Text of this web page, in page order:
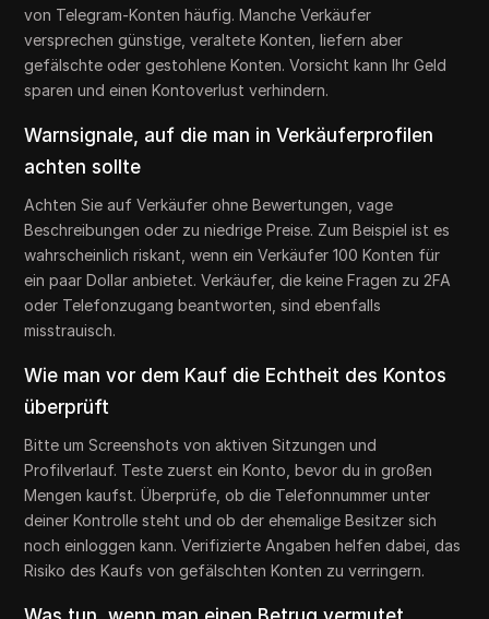
von Telegram-Konten häufig. Manche Verkäufer
versprechen günstige, veraltete Konten, liefern aber
gefälschte oder gestohlene Konten. Vorsicht kann Ihr Geld
sparen und einen Kontoverlust verhindern.
Warnsignale, auf die man in Verkäuferprofilen
achten sollte
Achten Sie auf Verkäufer ohne Bewertungen, vage
Beschreibungen oder zu niedrige Preise. Zum Beispiel ist es
wahrscheinlich riskant, wenn ein Verkäufer 100 Konten für
ein paar Dollar anbietet. Verkäufer, die keine Fragen zu 2FA
oder Telefonzugang beantworten, sind ebenfalls
misstrauisch.
Wie man vor dem Kauf die Echtheit des Kontos
überprüft
Bitte um Screenshots von aktiven Sitzungen und
Profilverlauf. Teste zuerst ein Konto, bevor du in großen
Mengen kaufst. Überprüfe, ob die Telefonnummer unter
deiner Kontrolle steht und ob der ehemalige Besitzer sich
noch einloggen kann. Verifizierte Angaben helfen dabei, das
Risiko des Kaufs von gefälschten Konten zu verringern.